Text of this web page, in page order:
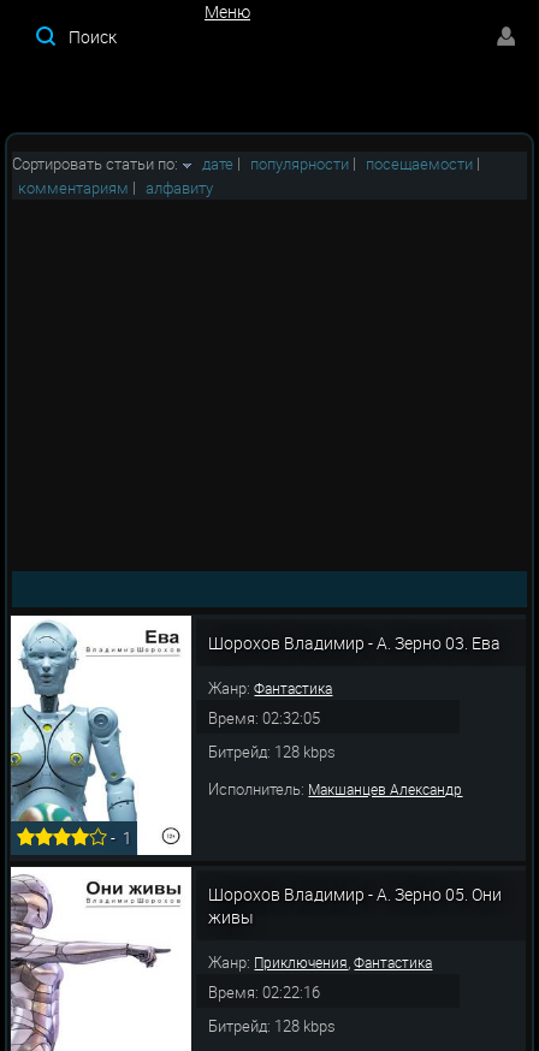
Меню
Сортировать статьи по: дате | популярности | посещаемости |
комментариям | алфавиту
- 1
Шорохов Владимир - А. Зерно 03. Ева
Жанр:Фантастика
Время: 02:32:05
Битрейд: 128 kbps
Исполнитель: Макшанцев Александр
Шорохов Владимир - А. Зерно 05. Они
живы
Жанр: Приключения,Фантастика
Время: 02:22:16
Битрейд: 128 kbps